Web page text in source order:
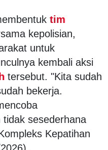
tim
kepolisian,
untuk
kembali aksi
tersebut. "Kita sudah
bekerja.
sesederhana
Kepatihan